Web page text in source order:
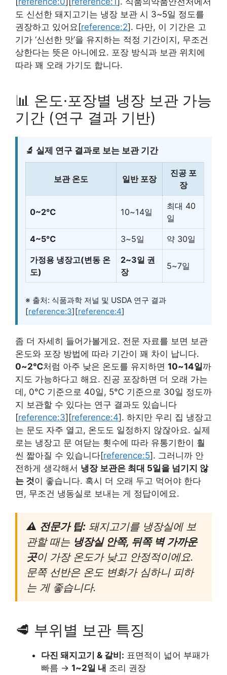
도 신선한 돼지고기는 냉장 보관 시 3~5일 정도를
권장하고 있어요[reference:2]. 다만, 이 기간은 고
기가 ‘신선한 맛’을 유지하는 적정 기간이지, 무조건
상한다는 뜻은 아니에요. 포장 방식과 보관 위치에
따라 꽤 오래 가기도 합니다.
📊 온도·포장별 냉장 보관 가능
기간 (연구 결과 기반)
🔬 실제 연구 결과로 보는 보관 기간
보관 온도 일반 포장
진공 포
장
0~2℃ 10~14일
최대 40
일
4~5℃ 3~5일 약 30일
가정용 냉장고(변동 온
도)
2~3일 권
장
5~7일
※ 출처: 식품과학 저널 및 USDA 연구 결과
[reference:3][reference:4]
좀 더 자세히 들어가볼게요. 전문 자료를 보면 보관
온도와 포장 방법에 따라 기간이 꽤 차이 납니다.
0~2℃처럼 아주 낮은 온도를 유지하면 10~14일까
지도 가능하다고 해요. 진공 포장하면 더 오래 가는
데, 0℃ 기준으로 40일, 5℃ 기준으로 30일 정도까
지 보관할 수 있다는 연구 결과도 있습니다
[reference:3][reference:4]. 하지만 우리 집 냉장고
는 문도 자주 열고, 온도도 일정하지 않잖아요. 실제
로는 냉장고 문 여닫는 횟수에 따라 유통기한이 훨
씬 짧아질 수 있습니다[reference:5]. 그러니까 안
전하게 생각해서 냉장 보관은 최대 5일을 넘기지 않
는 것이 좋습니다. 혹시 더 오래 두고 먹어야 한다
면, 무조건 냉동실로 보내는 게 정답이에요.
⚠️ 전문가 팁: 돼지고기를 냉장실에 보
관할 때는 냉장실 안쪽, 뒤쪽 벽 가까운
곳이 가장 온도가 낮고 안정적이에요.
문쪽 선반은 온도 변화가 심하니 피하
는 게 좋습니다.
🥩 부위별 보관 특징
다진 돼지고기 & 갈비: 표면적이 넓어 부패가
빠름 → 1~2일 내 조리 권장